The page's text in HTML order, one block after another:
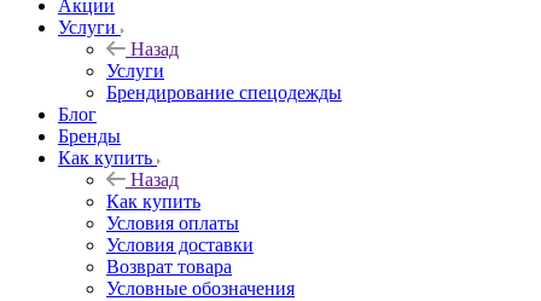
Акции
Услуги
Назад
Услуги
Брендирование спецодежды
Блог
Бренды
Как купить
Назад
Как купить
Условия оплаты
Условия доставки
Возврат товара
Условные обозначения